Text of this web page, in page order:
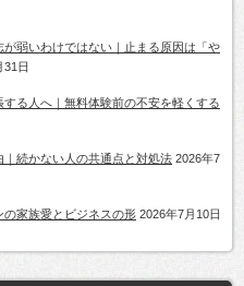
弱いわけではない｜止まる原因は「や
31日
る人へ｜無料体験前の不安を軽くする
続かない人の共通点と対処法 2026年7
家族愛とビジネスの形 2026年7月10日